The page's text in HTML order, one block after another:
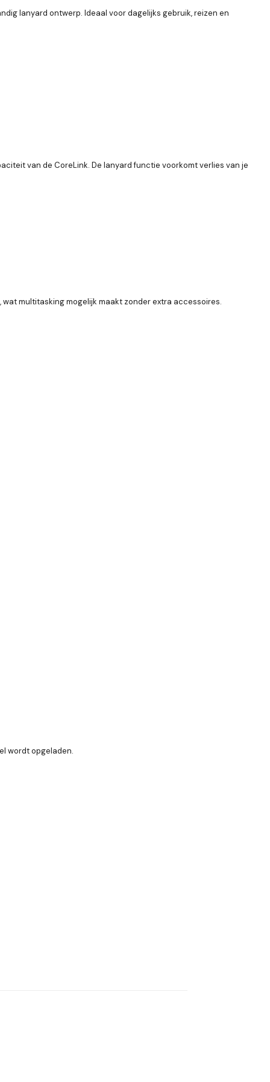
lanyard ontwerp. Ideaal voor dagelijks gebruik, reizen en
van de CoreLink. De lanyard functie voorkomt verlies van je
multitasking mogelijk maakt zonder extra accessoires.
wordt opgeladen.